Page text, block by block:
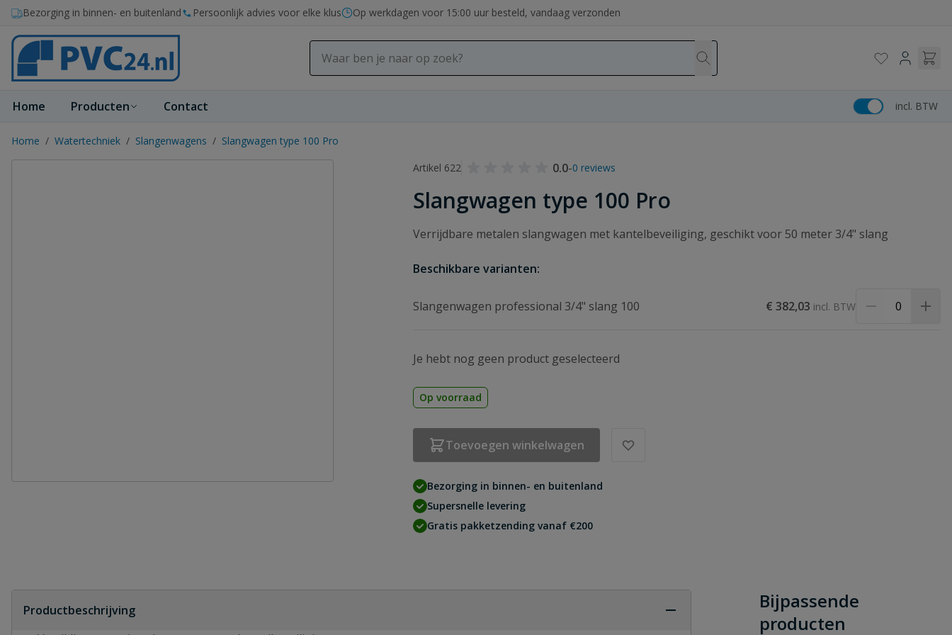
Ga naar de inhoud
Bezorging in binnen- en buitenland Persoonlijk advies voor elke klus Op werkdagen voor 15:00 uur besteld, vandaag verzonden
Home Producten Contact incl. BTW
Home / Watertechniek / Slangenwagens / Slangwagen type 100 Pro
Artikel 622
0.0-0 reviews
Slangwagen type 100 Pro
Verrijdbare metalen slangwagen met kantelbeveiliging, geschikt voor 50 meter 3/4" slang
Beschikbare varianten:
Slangenwagen professional 3/4" slang 100 € 382,03
Je hebt nog geen product geselecteerd
Op voorraad
Toevoegen winkelwagen
Bezorging in binnen- en buitenland
Supersnelle levering
Gratis pakketzending vanaf €200
Productbeschrijving
Bijpassende
producten